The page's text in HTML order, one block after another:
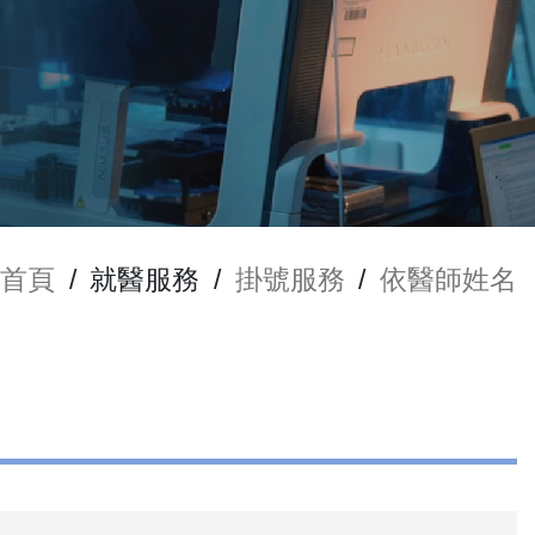
首頁 / 就醫服務 / 掛號服務 / 依醫師姓名